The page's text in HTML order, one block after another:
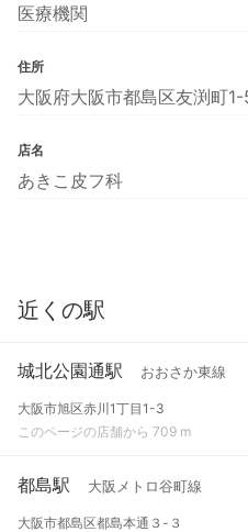
医療機関
住所
大阪府大阪市都島区友渕町
店名
あきこ皮フ科
近くの駅
城北公園通駅 おおさか東線
大阪市旭区赤川1丁目1-3
このページの店舗から 709 m
都島駅 大阪メトロ谷町線
大阪市都島区都島本通３-３